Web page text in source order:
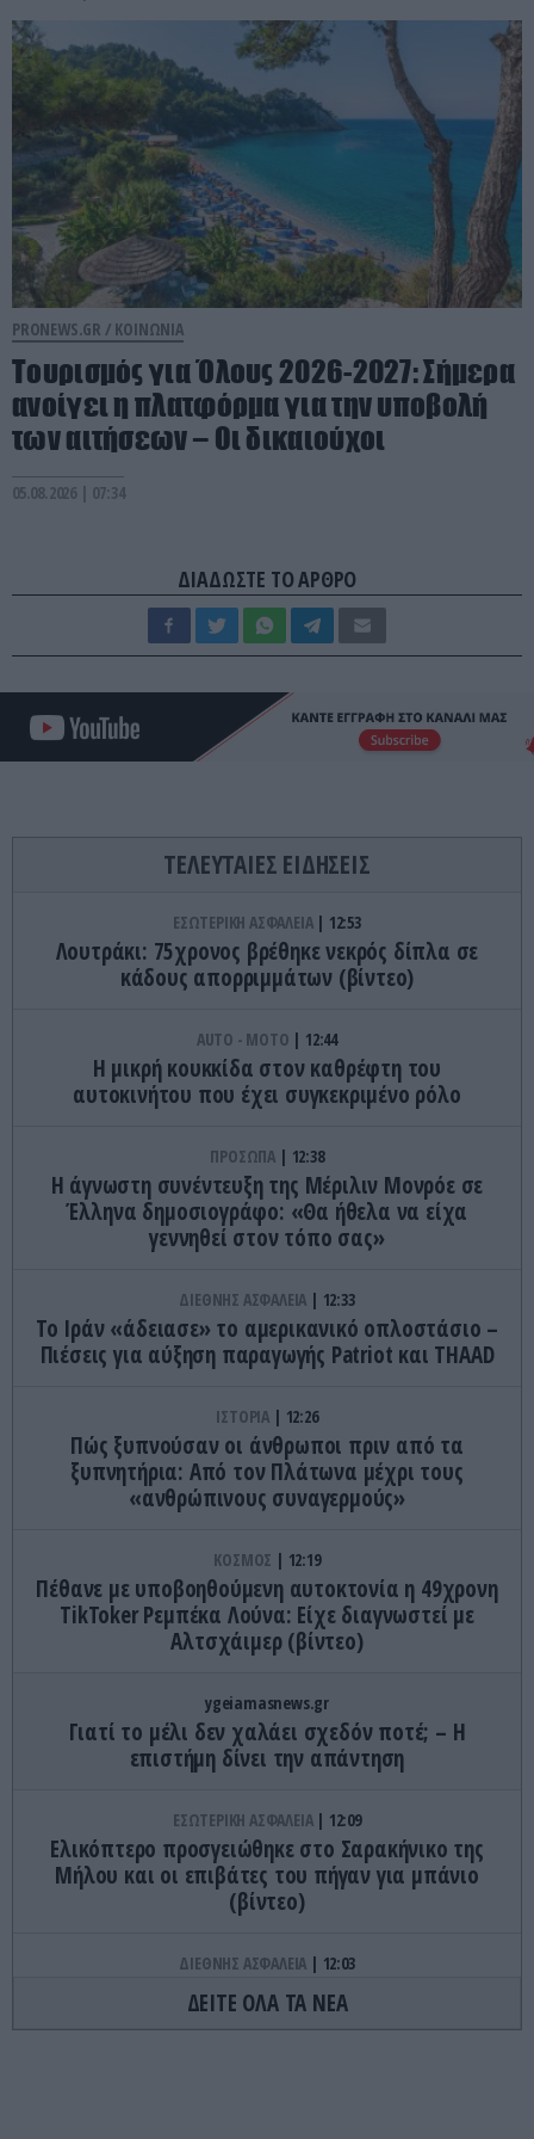
PRONEWS.GR / ΚΟΙΝΩΝΙΑ
Τουρισμός για Όλους 2026-2027: Σήμερα
ανοίγει η πλατφόρμα για την υποβολή
των αιτήσεων – Οι δικαιούχοι
05.08.2026 | 07:34
ΔΙΑΔΩΣΤΕ ΤΟ ΑΡΘΡΟ
ΤΕΛΕΥΤΑΙΕΣ ΕΙΔΗΣΕΙΣ
ΕΣΩΤΕΡΙΚΗ ΑΣΦΑΛΕΙΑ 12:53
Λουτράκι: 75χρονος βρέθηκε νεκρός δίπλα σε
κάδους απορριμμάτων (βίντεο)
AUTO - MOTO 12:44
Η μικρή κουκκίδα στον καθρέφτη του
αυτοκινήτου που έχει συγκεκριμένο ρόλο
ΠΡΟΣΩΠΑ 12:38
Η άγνωστη συνέντευξη της Μέριλιν Μονρόε σε
Έλληνα δημοσιογράφο: «Θα ήθελα να είχα
γεννηθεί στον τόπο σας»
ΔΙΕΘΝΗΣ ΑΣΦΑΛΕΙΑ 12:33
Το Ιράν «άδειασε» το αμερικανικό οπλοστάσιο –
Πιέσεις για αύξηση παραγωγής Patriot και THAAD
ΙΣΤΟΡΙΑ 12:26
Πώς ξυπνούσαν οι άνθρωποι πριν από τα
ξυπνητήρια: Από τον Πλάτωνα μέχρι τους
«ανθρώπινους συναγερμούς»
ΚΟΣΜΟΣ 12:19
Πέθανε με υποβοηθούμενη αυτοκτονία η 49χρονη
TikToker Ρεμπέκα Λούνα: Είχε διαγνωστεί με
Αλτσχάιμερ (βίντεο)
ygeiamasnews.gr
Γιατί το μέλι δεν χαλάει σχεδόν ποτέ; – Η
επιστήμη δίνει την απάντηση
ΕΣΩΤΕΡΙΚΗ ΑΣΦΑΛΕΙΑ 12:09
Ελικόπτερο προσγειώθηκε στο Σαρακήνικο της
Μήλου και οι επιβάτες του πήγαν για μπάνιο
(βίντεο)
ΔΙΕΘΝΗΣ ΑΣΦΑΛΕΙΑ 12:03
Αυστραλία: Παραλίγο σύγκρουση δύο
αεροσκαφών στο αεροδρόμιο του Σίδνεϊ – Ένας
ΔΕΙΤΕ ΟΛΑ ΤΑ ΝΕΑ